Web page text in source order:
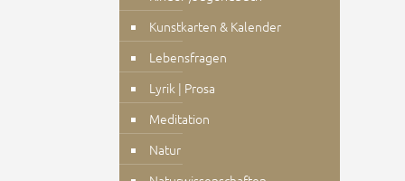
Kunstkarten & Kalender
Lebensfragen
Lyrik | Prosa
Meditation
Natur